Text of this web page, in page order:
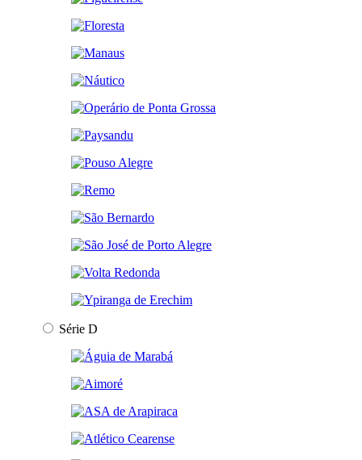
Série D